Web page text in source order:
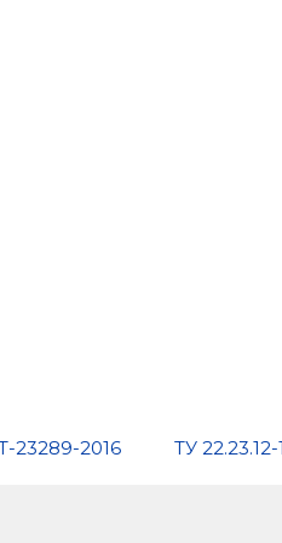
ТУ
23289-2016